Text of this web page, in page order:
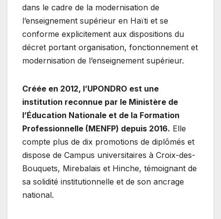
dans le cadre de la modernisation de
l’enseignement supérieur en Haïti et se
conforme explicitement aux dispositions du
décret portant organisation, fonctionnement et
modernisation de l’enseignement supérieur.
Créée en 2012, l’UPONDRO est une
institution reconnue par le Ministère de
l’Éducation Nationale et de la Formation
Professionnelle (MENFP) depuis 2016. Elle
compte plus de dix promotions de diplômés et
dispose de Campus universitaires à Croix-des-
Bouquets, Mirebalais et Hinche, témoignant de
sa solidité institutionnelle et de son ancrage
national.